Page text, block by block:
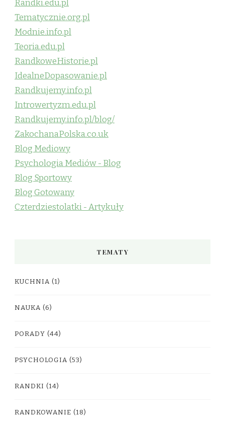
Randki.edu.pl
Tematycznie.org.pl
Modnie.info.pl
Teoria.edu.pl
RandkoweHistorie.pl
IdealneDopasowanie.pl
Randkujemy.info.pl
Introwertyzm.edu.pl
Randkujemy.info.pl/blog/
ZakochanaPolska.co.uk
Blog Mediowy
Psychologia Mediów - Blog
Blog Sportowy
Blog Gotowany
Czterdziestolatki - Artykuły
TEMATY
KUCHNIA (1)
NAUKA (6)
PORADY (44)
PSYCHOLOGIA (53)
RANDKI (14)
RANDKOWANIE (18)